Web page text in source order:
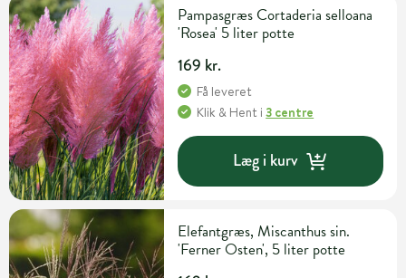
Pampasgræs Cortaderia selloana
'Rosea' 5 liter potte
169 kr.
Få leveret
Klik & Hent i3 centre
Læg i kurv
Elefantgræs, Miscanthus sin.
'Ferner Osten', 5 liter potte